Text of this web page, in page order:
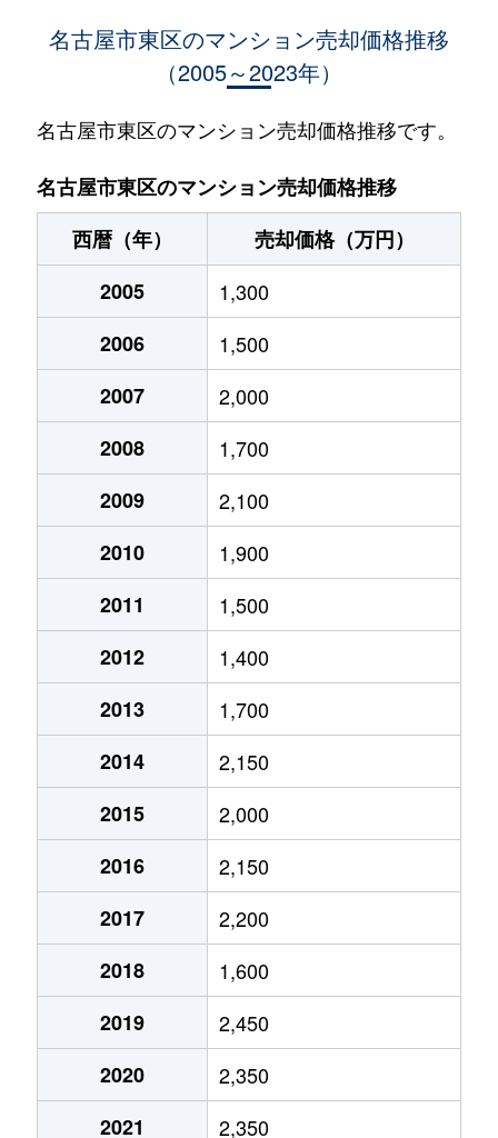
4,200万円
高岳
泉
1,100万円
高岳
泉
1,400万円
高岳
4,500万円
高岳
650万円
7,500万円
1,300万円
3,500万円
1,500万円
1,200万円
5,000万円
1,400万円
400万円
1,800万円
1,300万円
3,000万円
1,400万円
5,200万円
5,900万円
1,800万円
名古屋市東区のマンション売却価格推移
（2005～2023年）
名古屋市東区のマンション売却価格推移です。
名古屋市東区のマンション売却価格推移
西暦（年）
売却価格（万円）
2005
1,300
2006
1,500
2007
2,000
2008
1,700
2009
2,100
2010
1,900
2011
1,500
2012
1,400
2013
1,700
2014
2,150
2015
2,000
2016
2,150
2017
2,200
2018
1,600
2019
2,450
2020
2,350
2021
2,350